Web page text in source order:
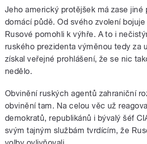
Jeho americký protějšek má zase jiné
domácí půdě. Od svého zvolení
Rusové pomohli k výhře. A to i
ruského prezidenta výměnou tedy za
získal veřejné prohlášení, že se nic
nedělo.
Obvinění ruských agentů zahraniční
obvinění tam. Na celou věc už
demokratů, republikánů i bývalý šéf
svým tajným službám tvrdícím, že